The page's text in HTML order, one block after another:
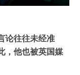
论往往未经准
，他也被英国媒